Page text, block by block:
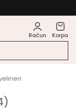
Račun Korpa
)